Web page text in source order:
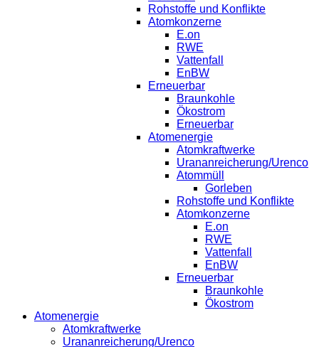
Rohstoffe und Konflikte
Atomkonzerne
E.on
RWE
Vattenfall
EnBW
Erneuerbar
Braunkohle
Ökostrom
Erneuerbar
Atomenergie
Atomkraftwerke
Urananreicherung/Urenco
Atommüll
Gorleben
Rohstoffe und Konflikte
Atomkonzerne
E.on
RWE
Vattenfall
EnBW
Erneuerbar
Braunkohle
Ökostrom
Atomenergie
Atomkraftwerke
Urananreicherung/Urenco